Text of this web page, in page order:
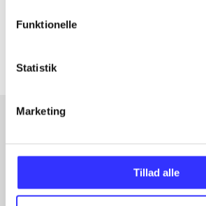
Funktionelle
Statistik
Marketing
Tillad alle
Artiklerne i handler ofte om
Artikler med samme emner